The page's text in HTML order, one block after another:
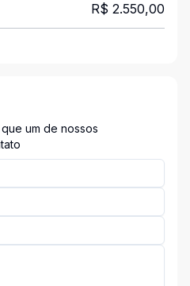
R$ 2.550,00
um de nossos